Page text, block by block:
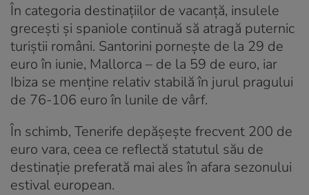
În categoria destinațiilor de vacanță, insulele
grecești și spaniole continuă să atragă puternic
turiștii români. Santorini pornește de la 29 de
euro în iunie, Mallorca – de la 59 de euro, iar
Ibiza se menține relativ stabilă în jurul pragului
de 76-106 euro în lunile de vârf.
În schimb, Tenerife depășește frecvent 200 de
euro vara, ceea ce reflectă statutul său de
destinație preferată mai ales în afara sezonului
estival european.